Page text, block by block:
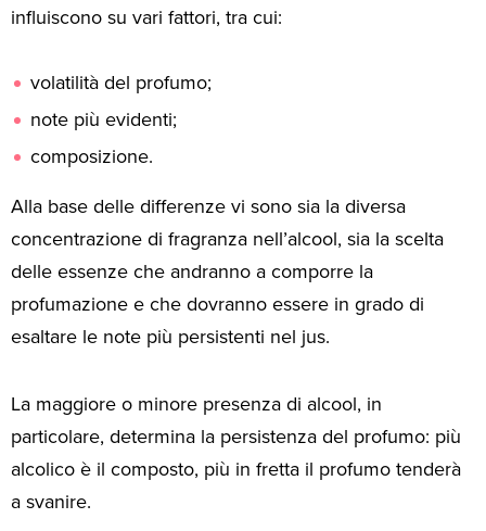
influiscono su vari fattori, tra cui:
volatilità del profumo;
note più evidenti;
composizione.
Alla base delle differenze vi sono sia la diversa
concentrazione di fragranza nell’alcool, sia la scelta
delle essenze che andranno a comporre la
profumazione e che dovranno essere in grado di
esaltare le note più persistenti nel jus.
La maggiore o minore presenza di alcool, in
particolare, determina la persistenza del profumo: più
alcolico è il composto, più in fretta il profumo tenderà
a svanire.